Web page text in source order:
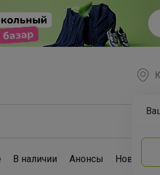
В наличии Анонсы Новости